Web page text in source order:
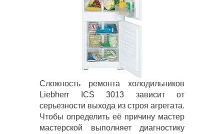
Сложность ремонта холодильников
Liebherr ICS 3013 зависит от
серьезности выхода из строя агрегата.
Чтобы определить её причину мастер
мастерской выполняет диагностику